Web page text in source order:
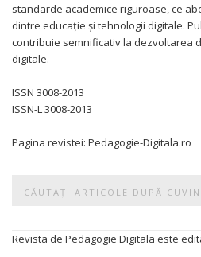
standarde academice riguroase, ce
dintre educație și tehnologii digitale.
contribuie semnificativ la dezvoltarea
digitale.
ISSN 3008-2013
ISSN-L 3008-2013
Pagina revistei: Pedagogie-Digitala.ro
Revista de Pedagogie Digitala este